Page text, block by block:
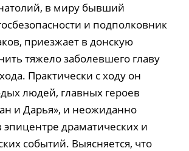
в миру бывший
и подполковник
приезжает в донскую
тяжело заболевшего главу
Практически с ходу он
людей, главных героев
и Дарья», и неожиданно
эпицентре драматических и
событий. Выясняется, что